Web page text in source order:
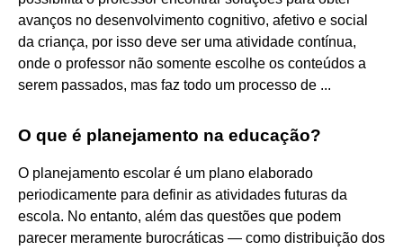
avanços no desenvolvimento cognitivo, afetivo e social
da criança, por isso deve ser uma atividade contínua,
onde o professor não somente escolhe os conteúdos a
serem passados, mas faz todo um processo de ...
O que é planejamento na educação?
O planejamento escolar é um plano elaborado
periodicamente para definir as atividades futuras da
escola. No entanto, além das questões que podem
parecer meramente burocráticas — como distribuição dos